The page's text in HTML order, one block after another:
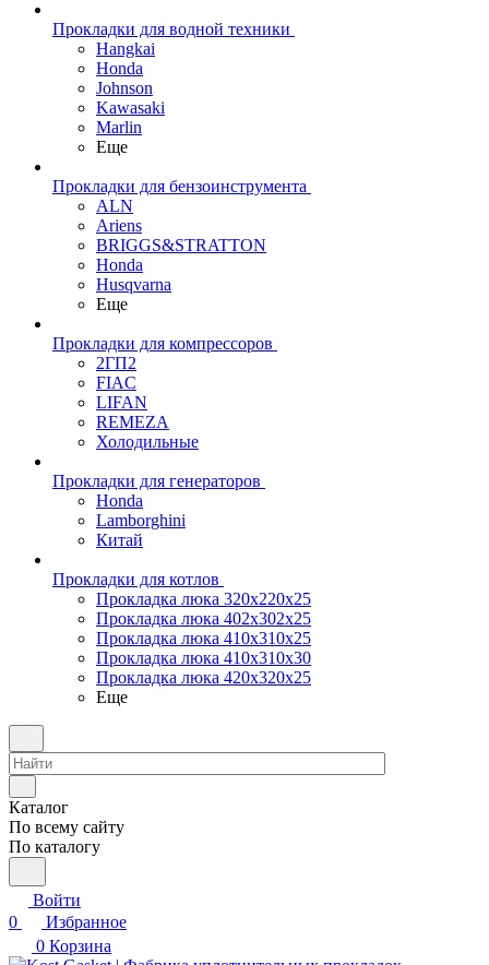
Прокладки для водной техники
Hangkai
Honda
Johnson
Kawasaki
Marlin
Еще
Прокладки для бензоинструмента
ALN
Ariens
BRIGGS&STRATTON
Honda
Husqvarna
Еще
Прокладки для компрессоров
2ГП2
FIAC
LIFAN
REMEZA
Холодильные
Прокладки для генераторов
Honda
Lamborghini
Китай
Прокладки для котлов
Прокладка люка 320x220x25
Прокладка люка 402x302x25
Прокладка люка 410x310x25
Прокладка люка 410х310х30
Прокладка люка 420x320x25
Еще
Каталог
По всему сайту
По каталогу
Войти
0
Избранное
0 Корзина